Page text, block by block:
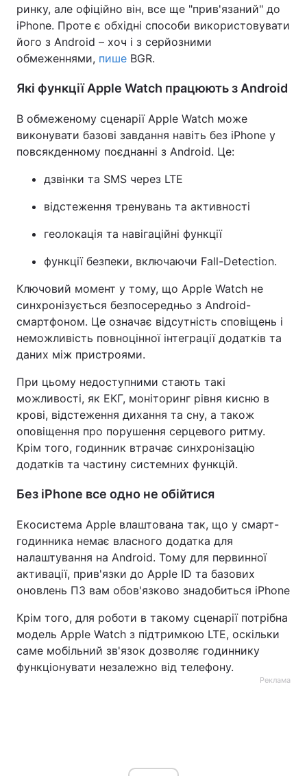
ринку, але офіційно він, все ще "прив'язаний" до
iPhone. Проте є обхідні способи використовувати
його з Android – хоч і з серйозними
обмеженнями, пише BGR.
Які функції Apple Watch працюють з Android
В обмеженому сценарії Apple Watch може
виконувати базові завдання навіть без iPhone у
повсякденному поєднанні з Android. Це:
дзвінки та SMS через LTE
відстеження тренувань та активності
геолокація та навігаційні функції
функції безпеки, включаючи Fall-Detection.
Ключовий момент у тому, що Apple Watch не
синхронізується безпосередньо з Android-
смартфоном. Це означає відсутність сповіщень і
неможливість повноцінної інтеграції додатків та
даних між пристроями.
При цьому недоступними стають такі
можливості, як ЕКГ, моніторинг рівня кисню в
крові, відстеження дихання та сну, а також
оповіщення про порушення серцевого ритму.
Крім того, годинник втрачає синхронізацію
додатків та частину системних функцій.
Без iPhone все одно не обійтися
Екосистема Apple влаштована так, що у смарт-
годинника немає власного додатка для
налаштування на Android. Тому для первинної
активації, прив'язки до Apple ID та базових
оновлень ПЗ вам обов'язково знадобиться iPhone
Крім того, для роботи в такому сценарії потрібна
модель Apple Watch з підтримкою LTE, оскільки
саме мобільний зв'язок дозволяє годиннику
функціонувати незалежно від телефону.
Реклама